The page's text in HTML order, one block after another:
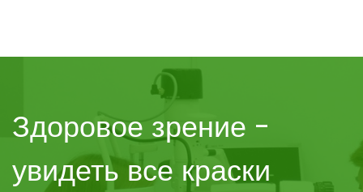
Здоровое зрение -
увидеть все краски